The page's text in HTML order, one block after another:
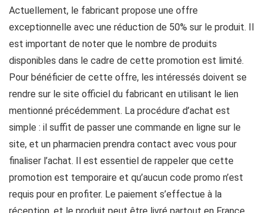
Actuellement, le fabricant propose une offre
exceptionnelle avec une réduction de 50% sur le produit. Il
est important de noter que le nombre de produits
disponibles dans le cadre de cette promotion est limité.
Pour bénéficier de cette offre, les intéressés doivent se
rendre sur le site officiel du fabricant en utilisant le lien
mentionné précédemment. La procédure d’achat est
simple : il suffit de passer une commande en ligne sur le
site, et un pharmacien prendra contact avec vous pour
finaliser l’achat. Il est essentiel de rappeler que cette
promotion est temporaire et qu’aucun code promo n’est
requis pour en profiter. Le paiement s’effectue à la